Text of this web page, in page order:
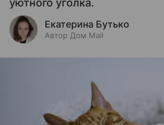
уютного уголка.
Екатерина Бутько
Автор Дом Mail